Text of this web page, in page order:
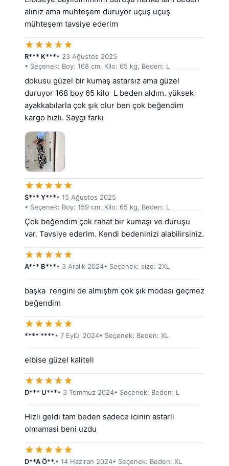
alınız ama muhteşem duruyor uçuş uçuş
mühteşem tavsiye ederim
★★★★★
R*** K***• 23 Ağustos 2025
• Seçenek: Boy: 168 cm, Kilo: 65 kg, Beden: L
dokusu güzel bir kumaş astarsız ama güzel
duruyor 168 boy 65 kilo  L beden aldım. yüksek
ayakkabılarla çok şık olur ben çok beğendim
kargo hızlı. Saygı farkı
★★★★★
S*** Y***• 15 Ağustos 2025
• Seçenek: Boy: 159 cm, Kilo: 65 kg, Beden: L
Çok beğendim çok rahat bir kumaşı ve duruşu
var. Tavsiye ederim. Kendi bedeninizi alabilirsiniz.
★★★★★
A*** B***• 3 Aralık 2024• Seçenek: size: 2XL
başka  rengini de almıştım çok şık modası geçmez
beğendim
★★★★★
**** ****• 7 Eylül 2024• Seçenek: Beden: XL
elbise güzel kaliteli
★★★★★
D*** U***• 3 Temmuz 2024• Seçenek: Beden: L
Hizli geldi tam beden sadece icinin astarli
olmamasi beni uzdu
★★★★★
D**A Ö**.• 14 Haziran 2024• Seçenek: Beden: XL